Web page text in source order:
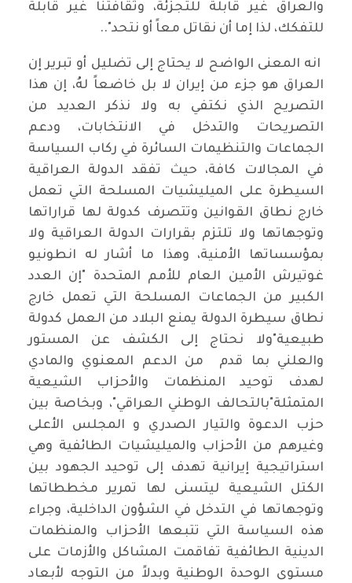
والعراق غير قابلة للتجزئة، وثقافتنا غير قابلة
للتفكك، لذا إما أن نقاتل معاً أو نتحد"..
انه المعنى الواضح لا يحتاج إلى تضليل أو تبرير إن
العراق هو جزء من إيران لا بل خاضعاً لهُ، إن هذا
التصريح الذي نكتفي به ولا نذكر العديد من
التصريحات والتدخل في الانتخابات، ودعم
الجماعات والتنظيمات السائرة في ركاب السياسة
في المجالات كافة، حيث تفقد الدولة العراقية
السيطرة على الميليشيات المسلحة التي تعمل
خارج نطاق القوانين وتتصرف كدولة لها قراراتها
وتوجهاتها ولا تلتزم بقرارات الدولة العراقية ولا
بمؤسساتها الأمنية، وهذا ما أشار له انطونيو
غوتيرش الأمين العام للأمم المتحدة "إن العدد
الكبير من الجماعات المسلحة التي تعمل خارج
نطاق سيطرة الدولة يمنع البلاد من العمل كدولة
طبيعية"ولا نحتاج إلى الكشف عن المستور
والعلني بما قدم من الدعم المعنوي والمادي
لهدف توحيد المنظمات والأحزاب الشيعية
المتمثلة"بالتحالف الوطني العراقي"، وبخاصة بين
حزب الدعوة والتيار الصدري و المجلس الأعلى
وغيرهم من الأحزاب والميليشيات الطائفية وهي
استراتيجية إيرانية تهدف إلى توحيد الجهود بين
الكتل الشيعية ليتسنى لها تمرير مخططاتها
وتوجهاتها في التدخل في الشؤون الداخلية، وجراء
هذه السياسة التي تتبعها الأحزاب والمنظمات
الدينية الطائفية تفاقمت المشاكل والأزمات على
مستوى الوحدة الوطنية وبدلاً من التوجه لأبعاد